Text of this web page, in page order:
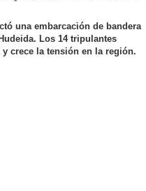
una embarcación de bandera
Los 14 tripulantes
crece la tensión en la región.